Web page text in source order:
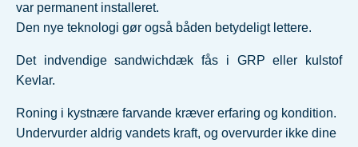
var permanent installeret.
Den nye teknologi gør også båden betydeligt lettere.
Det indvendige sandwichdæk fås i GRP eller kulstof
Kevlar.
Roning i kystnære farvande kræver erfaring og kondition.
Undervurder aldrig vandets kraft, og overvurder ikke dine